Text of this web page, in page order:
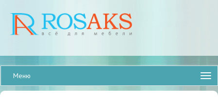
Меню